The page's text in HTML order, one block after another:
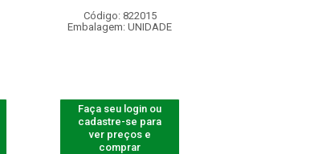
Código: 822015
Embalagem: UNIDADE
Faça seu login ou
cadastre-se para
ver preços e
comprar